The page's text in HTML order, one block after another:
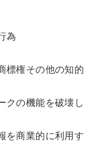
為
標権その他の知的
クの機能を破壊し
を商業的に利用す